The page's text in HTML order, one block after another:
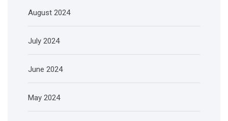
August 2024
July 2024
June 2024
May 2024